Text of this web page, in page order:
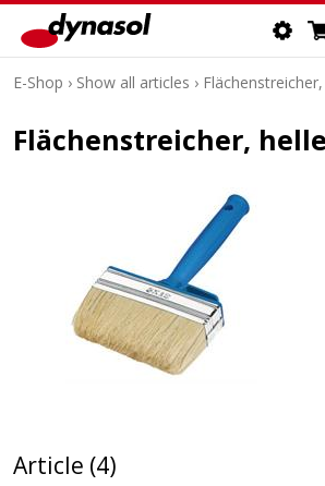
E-Shop › Show all articles ›
Flächenstreicher, helle
Article (4)